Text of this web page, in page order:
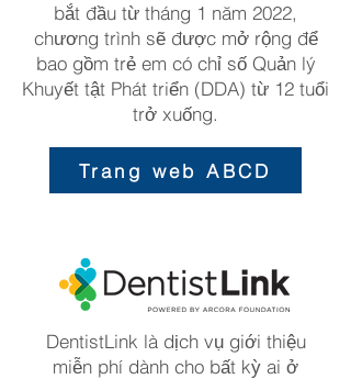
bắt đầu từ tháng 1 năm 2022,
chương trình sẽ được mở rộng để
bao gồm trẻ em có chỉ số Quản lý
Khuyết tật Phát triển (DDA) từ 12 tuổi
trở xuống.
Trang web ABCD
DentistLink là dịch vụ giới thiệu
miễn phí dành cho bất kỳ ai ở